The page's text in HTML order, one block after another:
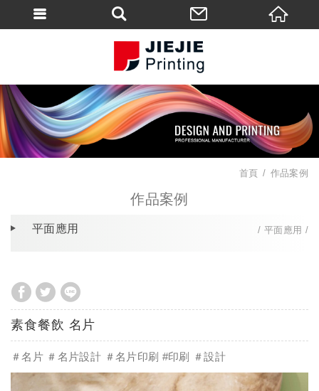
作品案例
首頁 作品案例
平面應用 平面應用
素食餐飲 名片
＃名片 ＃名片設計 ＃名片印刷 #印刷 ＃設計